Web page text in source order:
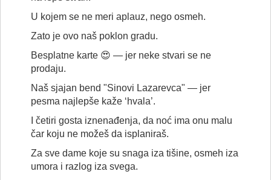
U kojem se ne meri aplauz, nego osmeh.
Zato je ovo naš poklon gradu.
Besplatne karte 😍 — jer neke stvari se ne
prodaju.
Naš sjajan bend "Sinovi Lazarevca" — jer
pesma najlepše kaže ‘hvala’.
I četiri gosta iznenađenja, da noć ima onu malu
čar koju ne možeš da isplaniraš.
Za sve dame koje su snaga iza tišine, osmeh iza
umora i razlog iza svega.